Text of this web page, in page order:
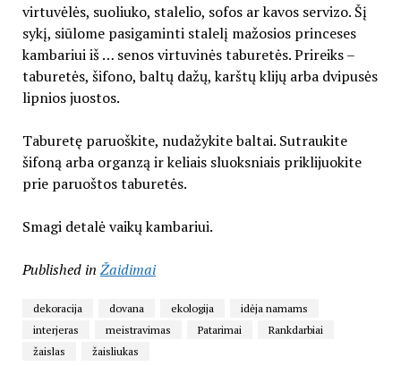
virtuvėlės, suoliuko, stalelio, sofos ar kavos servizo. Šį
sykį, siūlome pasigaminti stalelį mažosios princeses
kambariui iš … senos virtuvinės taburetės. Prireiks –
taburetės, šifono, baltų dažų, karštų klijų arba dvipusės
lipnios juostos.
Taburetę paruoškite, nudažykite baltai. Sutraukite
šifoną arba organzą ir keliais sluoksniais priklijuokite
prie paruoštos taburetės.
Smagi detalė vaikų kambariui.
Published in Žaidimai
dekoracija dovana ekologija
idėja namams
interjeras
meistravimas Patarimai
Rankdarbiai
žaislas
žaisliukas